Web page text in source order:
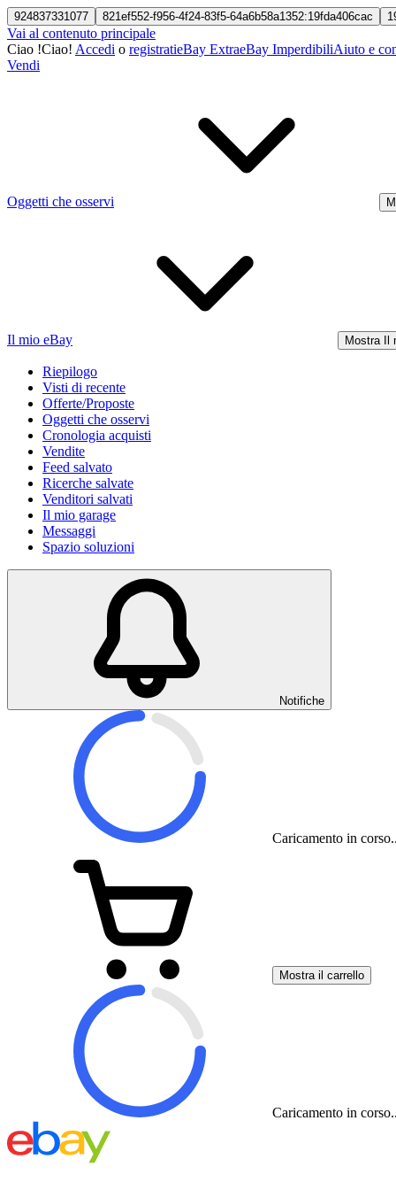
924837331077 821ef552-f956-4f24-83f5-64a6b58a1352:19fda406cac
Vai al contenuto principale
Ciao !Ciao! Accedi o registratieBay ExtraeBay ImperdibiliAiuto e
Vendi
Oggetti che osservi
Il mio eBay Mostra Il
Riepilogo
Visti di recente
Offerte/Proposte
Oggetti che osservi
Cronologia acquisti
Vendite
Feed salvato
Ricerche salvate
Venditori salvati
Il mio garage
Messaggi
Spazio soluzioni
Notifiche
Caricamento in
Mostra il carrello
Caricamento in